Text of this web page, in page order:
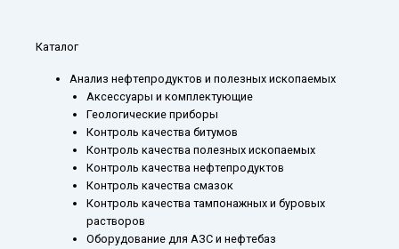
Каталог
Анализ нефтепродуктов и полезных ископаемых
Аксессуары и комплектующие
Геологические приборы
Контроль качества битумов
Контроль качества полезных ископаемых
Контроль качества нефтепродуктов
Контроль качества смазок
Контроль качества тампонажных и буровых
растворов
Оборудование для АЗС и нефтебаз